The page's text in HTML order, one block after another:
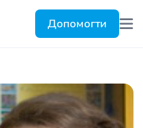
Допомогти